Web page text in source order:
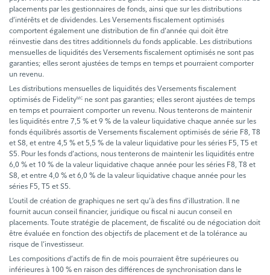
placements par les gestionnaires de fonds, ainsi que sur les distributions
d’intérêts et de dividendes. Les Versements fiscalement optimisés
comportent également une distribution de fin d’année qui doit être
réinvestie dans des titres additionnels du fonds applicable. Les distributions
mensuelles de liquidités des Versements fiscalement optimisés ne sont pas
garanties; elles seront ajustées de temps en temps et pourraient comporter
un revenu.
Les distributions mensuelles de liquidités des Versements fiscalement
optimisés de FidelityMC ne sont pas garanties; elles seront ajustées de temps
en temps et pourraient comporter un revenu. Nous tenterons de maintenir
les liquidités entre 7,5 % et 9 % de la valeur liquidative chaque année sur les
fonds équilibrés assortis de Versements fiscalement optimisés de série F8, T8
et S8, et entre 4,5 % et 5,5 % de la valeur liquidative pour les séries F5, T5 et
S5. Pour les fonds d’actions, nous tenterons de maintenir les liquidités entre
6,0 % et 10 % de la valeur liquidative chaque année pour les séries F8, T8 et
S8, et entre 4,0 % et 6,0 % de la valeur liquidative chaque année pour les
séries F5, T5 et S5.
L’outil de création de graphiques ne sert qu’à des fins d’illustration. Il ne
fournit aucun conseil financier, juridique ou fiscal ni aucun conseil en
placements. Toute stratégie de placement, de fiscalité ou de négociation doit
être évaluée en fonction des objectifs de placement et de la tolérance au
risque de l’investisseur.
Les compositions d’actifs de fin de mois pourraient être supérieures ou
inférieures à 100 % en raison des différences de synchronisation dans le